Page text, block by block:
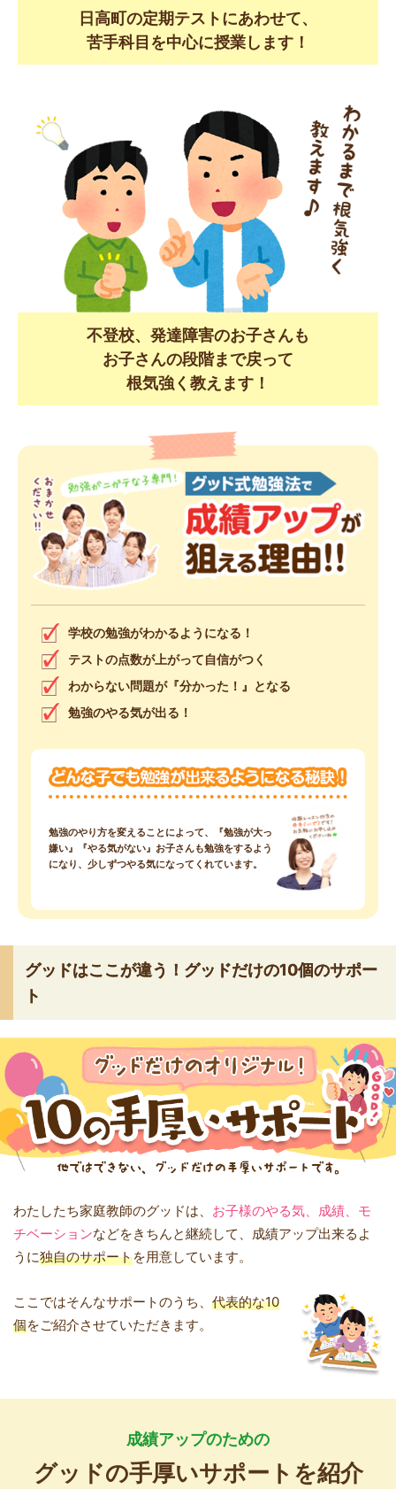
日高町の定期テストにあわせて、
苦手科目を中心に授業します！
不登校、発達障害のお子さんも
お子さんの段階まで戻って
根気強く教えます！
学校の勉強がわかるようになる！
テストの点数が上がって自信がつく
わからない問題が『分かった！』となる
勉強のやる気が出る！
勉強のやり方を変えることによって、『勉強が大っ
嫌い』『やる気がない』お子さんも勉強をするよう
になり、少しずつやる気になってくれています。
グッドはここが違う！グッドだけの10個のサポー
ト
わたしたち家庭教師のグッドは、 お子様のやる気、成績、モ
チベーションなどをきちんと継続して、成績アップ出来るよ
うに独自のサポートを用意しています。
ここではそんなサポートのうち、 代表的な10
個をご紹介させていただきます。
成績アップのための
グッドの手厚いサポートを紹介